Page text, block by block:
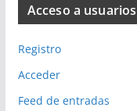
Acceso a usuarios
Registro
Acceder
Feed de entradas